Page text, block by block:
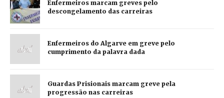
Enfermeiros marcam greves pelo
descongelamento das carreiras
Enfermeiros do Algarve em greve pelo
cumprimento da palavra dada
Guardas Prisionais marcam greve pela
progressão nas carreiras